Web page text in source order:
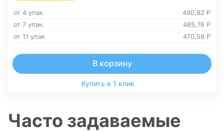
от 4 упак. 490,82 Р
от 7 упак.
485,76 Р
от 11 упак
470,58 Р
В корзину
Купить в 1 клик
Часто задаваемые